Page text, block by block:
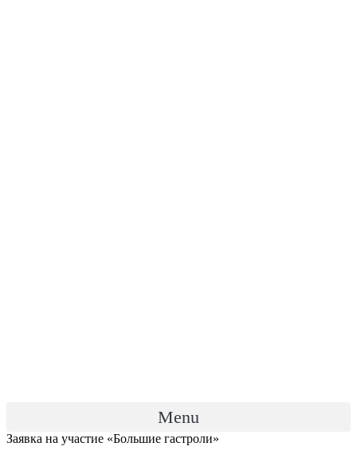
Menu
Заявка на участие «Большие гастроли»